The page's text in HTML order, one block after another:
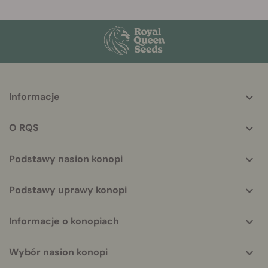
helpful
Informacje
O RQS
Podstawy nasion konopi
Podstawy uprawy konopi
Informacje o konopiach
Wybór nasion konopi